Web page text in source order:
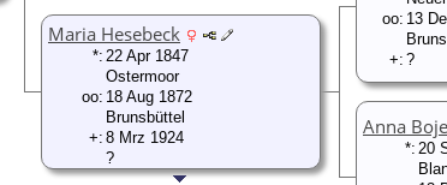
Maria Hesebeck
*: 22 Apr 1847
Ostermoor
oo: 18 Aug 1872
Brunsbüttel
+: 8 Mrz 1924
?
oo: 13
+: ?
Anna Boje
*: 20